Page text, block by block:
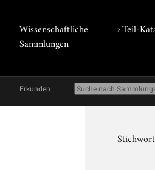
Wissenschaftliche
Sammlungen
› Teil-
Erkunden
Stichwort